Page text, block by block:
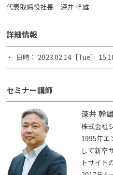
代表取締役社長 深井 幹雄
詳細情報
日時： 2023.02.14［Tue］
セミナー講師
深井 幹
株式会社
1995年エ
して新卒
トサイト